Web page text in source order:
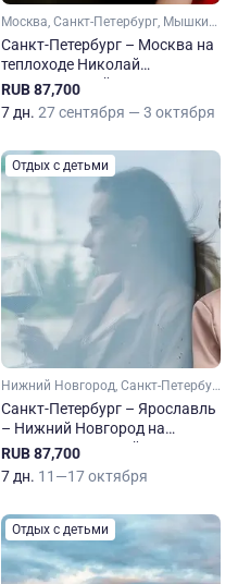
Москва, Санкт-Петербург, Мышкин, Верхние Мандроги
Санкт-Петербург – Москва на
теплоходе Николай
Чернышевский
RUB 87,700
7 дн. 27 сентября — 3 октября
Отдых с детьми
Нижний Новгород, Санкт-Петербург, Ярославль, Верхние Мандроги
Санкт-Петербург – Ярославль
– Нижний Новгород на
теплоходе Николай
Чернышевский
RUB 87,700
7 дн. 11—17 октября
Отдых с детьми